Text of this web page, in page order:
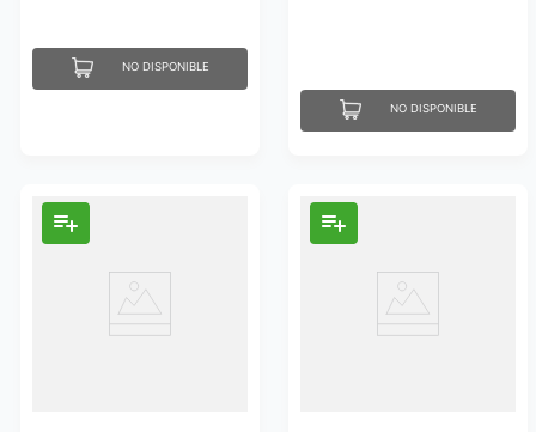
NO DISPONIBLE
NO DISPONIBLE